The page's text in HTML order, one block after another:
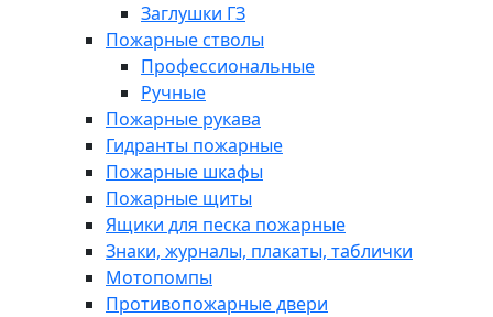
Заглушки ГЗ
Пожарные стволы
Профессиональные
Ручные
Пожарные рукава
Гидранты пожарные
Пожарные шкафы
Пожарные щиты
Ящики для песка пожарные
Знаки, журналы, плакаты, таблички
Мотопомпы
Противопожарные двери